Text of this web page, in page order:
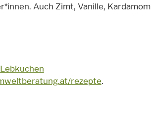
Auch Zimt, Vanille, Kardamom
rezepte.